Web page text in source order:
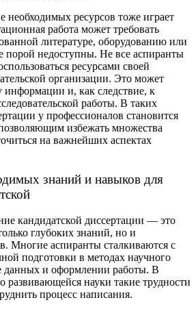
необходимых ресурсов тоже играет
работа может требовать
литературе, оборудованию или
порой недоступны. Не все аспиранты
ресурсами своей
организации. Это может
информации и, как следствие, к
работы. В таких
у профессионалов становится
избежать множества
на важнейших аспектах
знаний и навыков для
кандидатской диссертации — это
глубоких знаний, но и
Многие аспиранты сталкиваются с
подготовки в методах научного
данных и оформлении работы. В
развивающейся науки такие трудности
процесс написания.